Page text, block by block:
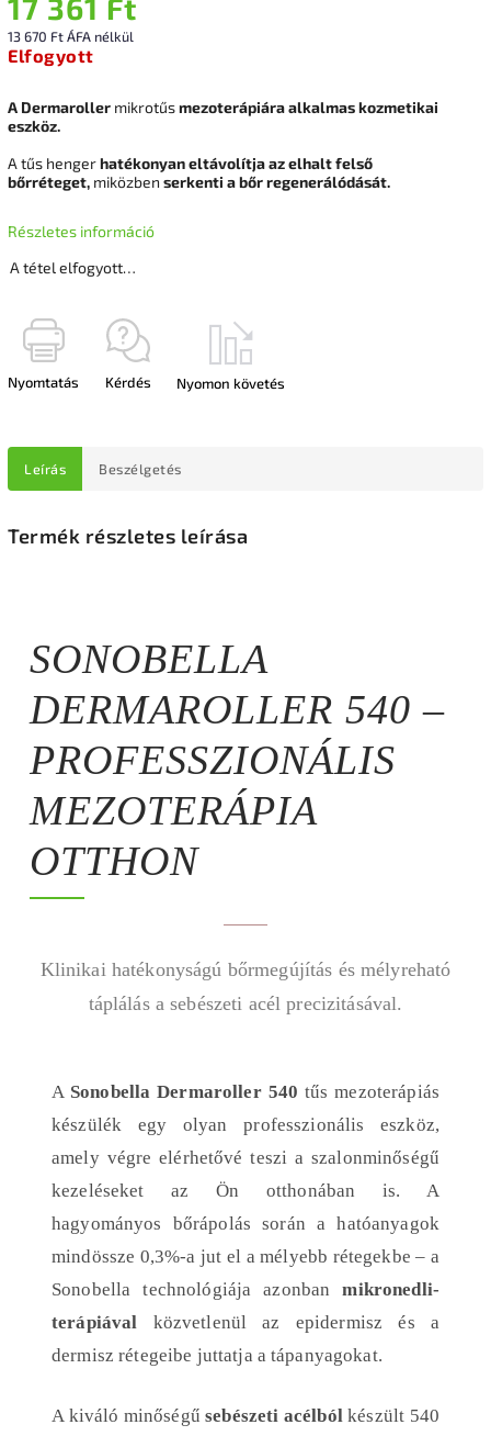
13 670 Ft ÁFA nélkül
Elfogyott
A tétel elfogyott…
A Dermaroller mikrotűsmezoterápiára alkalmaskozmetikai
eszköz.
A tűs hengerhatékonyan eltávolítja az elhalt felső
bőrréteget, miközben serkenti a bőr regenerálódását.
Részletes információ
Nyomtatás Kérdés Nyomon követés
Leírás Beszélgetés
Termék részletes leírása
SONOBELLA
DERMAROLLER 540 –
PROFESSZIONÁLIS
MEZOTERÁPIA
OTTHON
Klinikai hatékonyságú bőrmegújítás és mélyreható
táplálás a sebészeti acél precizitásával.
A Sonobella Dermaroller 540 tűs mezoterápiás
készülék egy olyan professzionális eszköz,
amely végre elérhetővé teszi a szalonminőségű
kezeléseket az Ön otthonában is. A
hagyományos bőrápolás során a hatóanyagok
mindössze 0,3%-a jut el a mélyebb rétegekbe – a
Sonobella technológiája azonbanmikronedli-
terápiával közvetlenül az epidermisz és a
dermisz rétegeibe juttatja a tápanyagokat.
A kiváló minőségűsebészeti acélbólkészült 540